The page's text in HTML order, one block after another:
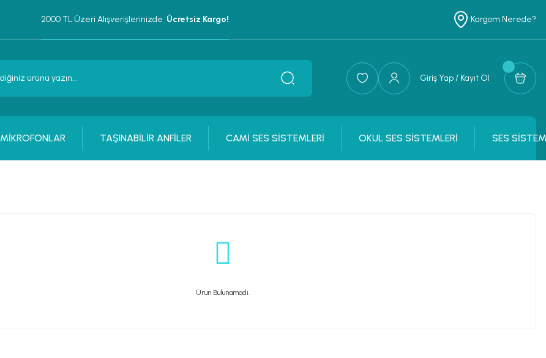
2000 TL Üzeri Alışverişlerinizde Ücretsiz Kargo! Kargom Nerede?
Giriş Yap / Kayıt Ol
MİKROFONLAR TAŞINABİLİR ANFİLER CAMİ SES SİSTEMLERİ OKUL SES SİSTEMLERİ SES
Ürün Bulunamadı.